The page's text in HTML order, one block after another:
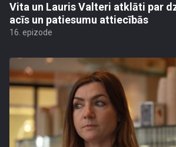
Vita un Lauris Valteri atklāti par
acīs un patiesumu attiecībās
16. epizode